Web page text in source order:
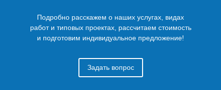
Подробно расскажем о наших услугах, видах
работ и типовых проектах, рассчитаем стоимость
и подготовим индивидуальное предложение!
Задать вопрос